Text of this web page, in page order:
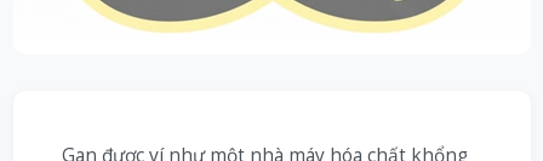
Gan được ví như một nhà máy hóa chất khổng